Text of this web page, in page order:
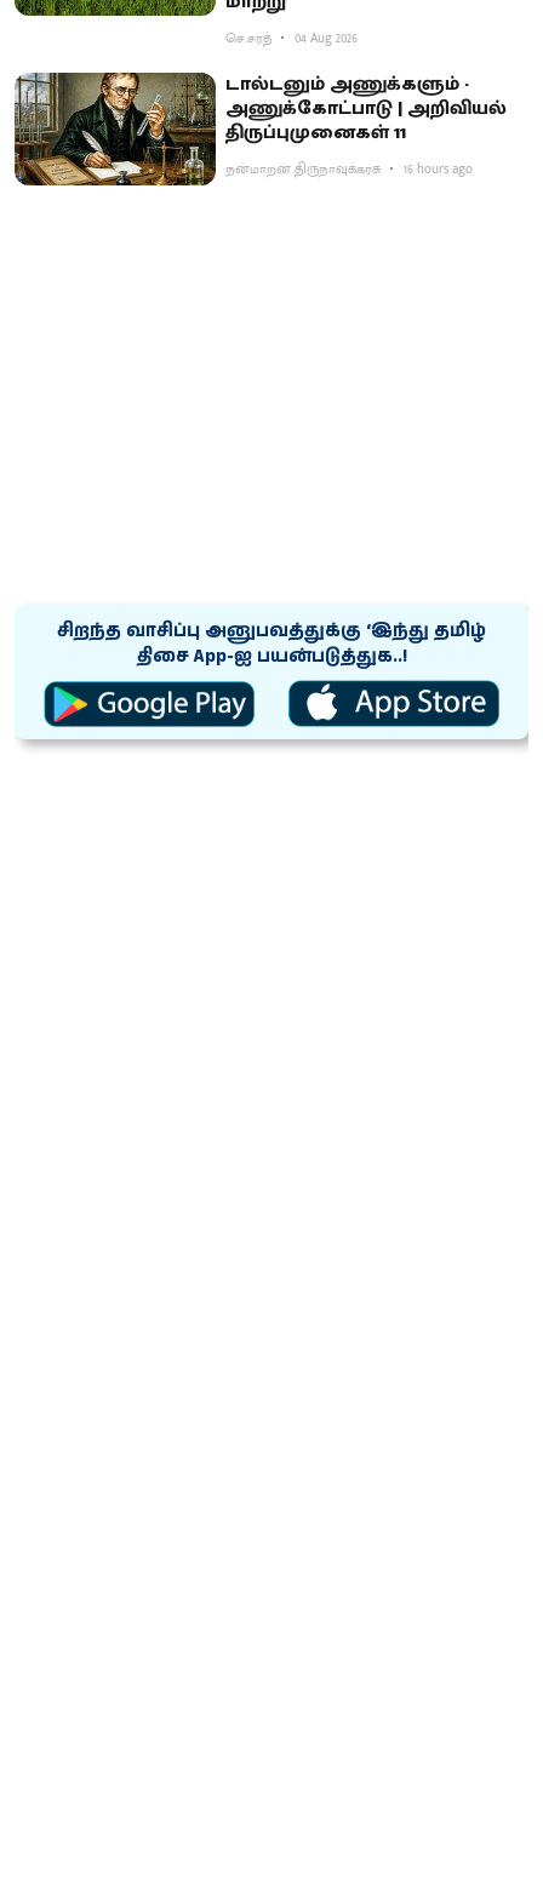
செ.சரத் 04 Aug 2026
டால்டனும் அணுக்களும் -
அணுக்கோட்பாடு | அறிவியல்
திருப்புமுனைகள் 11
நன்மாறன் திருநாவுக்கரசு 16 hours ago
சிறந்த வாசிப்பு அனுபவத்துக்கு ‘இந்து தமிழ்
திசை App-ஐ பயன்படுத்துக..!